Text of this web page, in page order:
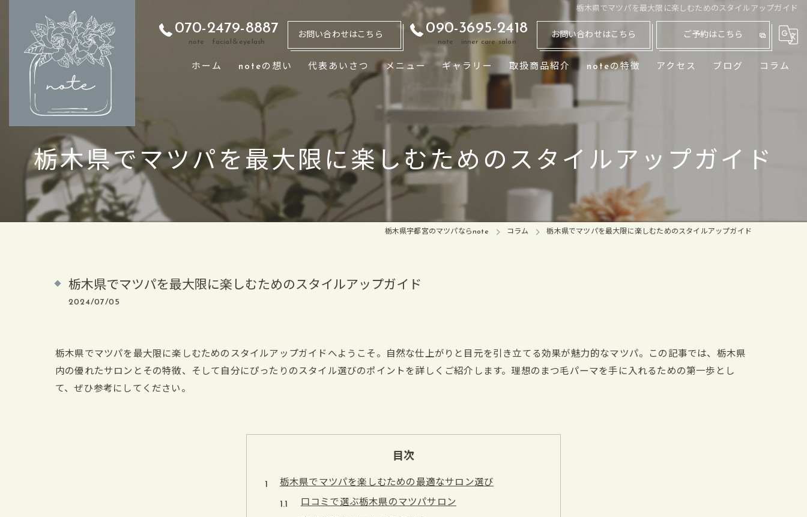
栃木県でマツパを最大限に楽しむためのスタイルアップガイド
070-2479-8887
note facial＆eyelash
お問い合わせはこちら 090-3695-2418
note inner care salon
お問い合わせはこちら ご予約はこちら
ホーム noteの想い 代表あいさつ メニュー ギャラリー 取扱商品紹介 noteの特徴
眉毛
ラッシュリフト
脱毛
メイク
アクセス ブログ コラム
栃木県でマツパを最大限に楽しむためのスタイルアップガイド
栃木県宇都宮のマツパならnote コラム 栃木県でマツパを最大限に楽しむためのスタイルアップガイド
栃木県でマツパを最大限に楽しむためのスタイルアップガイド
2024/07/05
栃木県でマツパを最大限に楽しむためのスタイルアップガイドへようこそ。自然な仕上がりと目元を引き立てる効果が魅力的なマツパ。この記事では、栃木県
内の優れたサロンとその特徴、そして自分にぴったりのスタイル選びのポイントを詳しくご紹介します。理想のまつ毛パーマを手に入れるための第一歩とし
て、ぜひ参考にしてください。
目次
栃木県でマツパを楽しむための最適なサロン選び
口コミで選ぶ栃木県のマツパサロン